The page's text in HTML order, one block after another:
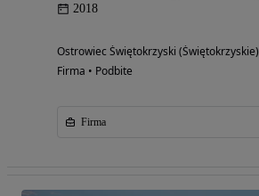
2018
Ostrowiec Świętokrzyski (Świętokrzyskie)
Firma • Podbite
Firma